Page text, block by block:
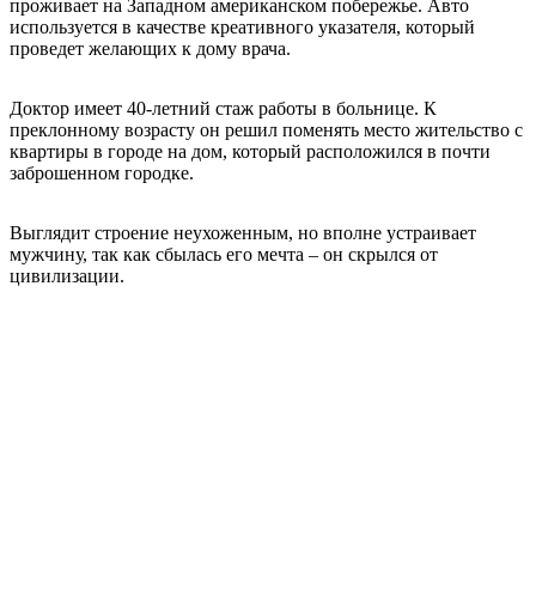
проживает на Западном американском побережье. Авто
используется в качестве креативного указателя, который
проведет желающих к дому врача.
Доктор имеет 40-летний стаж работы в больнице. К
преклонному возрасту он решил поменять место жительство с
квартиры в городе на дом, который расположился в почти
заброшенном городке.
Выглядит строение неухоженным, но вполне устраивает
мужчину, так как сбылась его мечта – он скрылся от
цивилизации.